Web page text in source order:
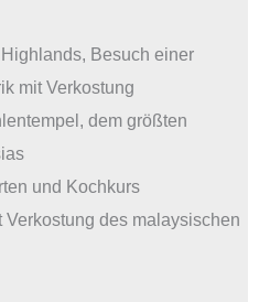
Besuch einer
mit Verkostung
dem größten
und Kochkurs
des malaysischen